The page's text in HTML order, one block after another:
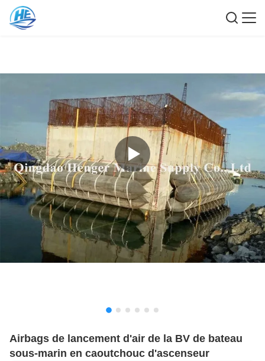
Airbags de lancement d'air de la BV de bateau
sous-marin en caoutchouc d'ascenseur